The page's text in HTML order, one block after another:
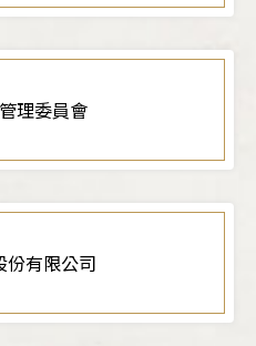
理委員會
份有限公司